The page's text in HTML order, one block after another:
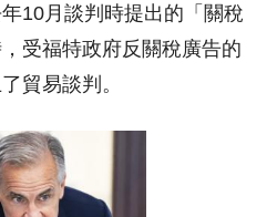
10月談判時提出的「關稅
受福特政府反關稅廣告的
貿易談判。